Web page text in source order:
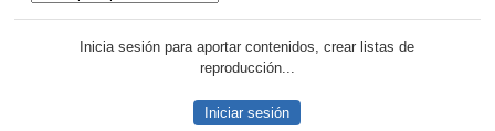
Inicia sesión para aportar contenidos, crear listas de
reproducción...
Iniciar sesión